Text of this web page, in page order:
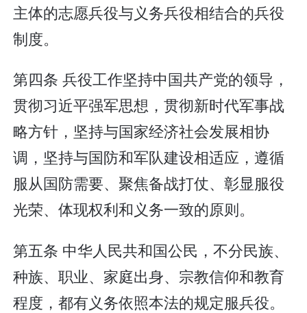
主体的志愿兵役与义务兵役相结合的兵役
制度。
第四条 兵役工作坚持中国共产党的领导，
贯彻习近平强军思想，贯彻新时代军事战
略方针，坚持与国家经济社会发展相协
调，坚持与国防和军队建设相适应，遵循
服从国防需要、聚焦备战打仗、彰显服役
光荣、体现权利和义务一致的原则。
第五条 中华人民共和国公民，不分民族、
种族、职业、家庭出身、宗教信仰和教育
程度，都有义务依照本法的规定服兵役。